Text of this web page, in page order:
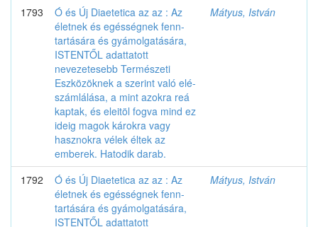
1793
Ó és Új Diaetetica az az : Az
életnek és egésségnek fenn-
tartására és gyámolgatására,
ISTENTŐL adattatott
nevezetesebb Természeti
Eszközöknek a szerint való elé-
számlálása, a mint azokra reá
kaptak, és eleitöl fogva mind ez
ideig magok károkra vagy
hasznokra vélek éltek az
emberek. Hatodik darab.
Mátyus, István
1792
Ó és Új Diaetetica az az : Az
életnek és egésségnek fenn-
tartására és gyámolgatására,
ISTENTŐL adattatott
Mátyus, István